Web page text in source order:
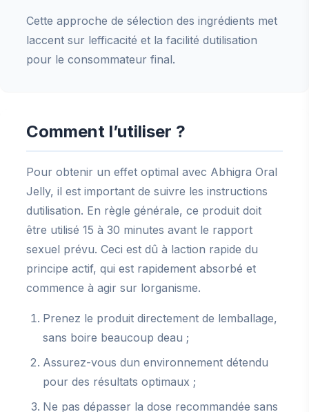
Cette approche de sélection des ingrédients met
laccent sur lefficacité et la facilité dutilisation
pour le consommateur final.
Comment l’utiliser ?
Pour obtenir un effet optimal avec Abhigra Oral
Jelly, il est important de suivre les instructions
dutilisation. En règle générale, ce produit doit
être utilisé 15 à 30 minutes avant le rapport
sexuel prévu. Ceci est dû à laction rapide du
principe actif, qui est rapidement absorbé et
commence à agir sur lorganisme.
Prenez le produit directement de lemballage,
sans boire beaucoup deau ;
Assurez-vous dun environnement détendu
pour des résultats optimaux ;
Ne pas dépasser la dose recommandée sans